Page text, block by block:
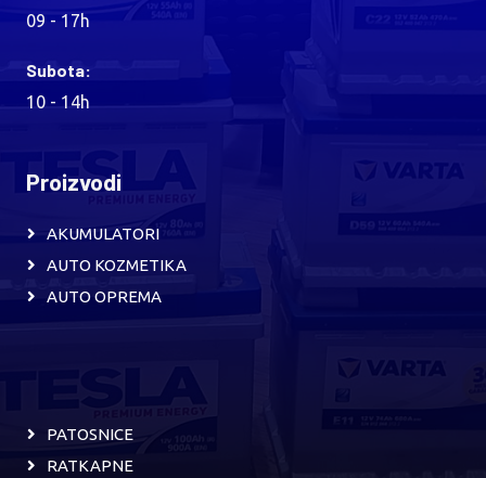
09 - 17h
Subota:
10 - 14h
Proizvodi
AKUMULATORI
AUTO KOZMETIKA
AUTO OPREMA
PATOSNICE
RATKAPNE